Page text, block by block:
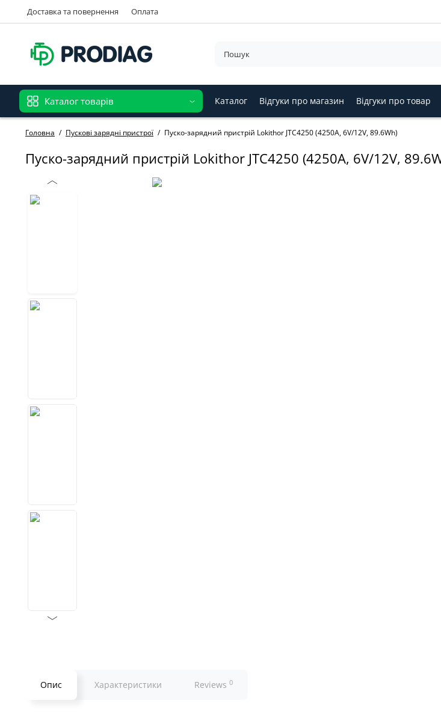
Доставка та повернення Оплата
Каталог товарів Каталог Відгуки про магазин Відгуки про товар
Головна Пускові зарядні пристрої Пуско-зарядний пристрій Lokithor JTC4250 (4250A, 6V/12V, 89.6Wh)
Пуско-зарядний пристрій Lokithor JTC4250 (4250A, 6V/12V,
Опис Характеристики Reviews 0